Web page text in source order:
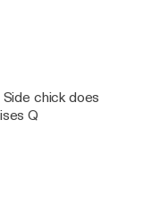
chick does
Q